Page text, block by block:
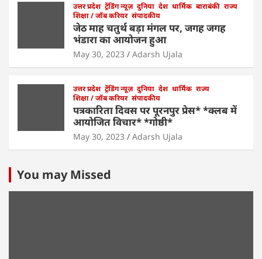
उत्तर प्रदेश ट्रेंडिंग न्यूज़ दुनिया देश धार्मिक बाराबंकी राज्य
शिक्षा / जॉब करियर संपादकीय
जेठ माह चतुर्थ बड़ा मंगल पर, जगह जगह
भंडारा का आयोजन हुआ
May 30, 2023 Adarsh Ujala
उत्तर प्रदेश ट्रेंडिंग न्यूज़ दुनिया देश धार्मिक राज्य
शिक्षा / जॉब करियर संपादकीय
पत्रकारिता दिवस पर पूरनपुर प्रेस* *क्लब में
आयोजित विचार* *गोष्ठी*
May 30, 2023 Adarsh Ujala
You may Missed